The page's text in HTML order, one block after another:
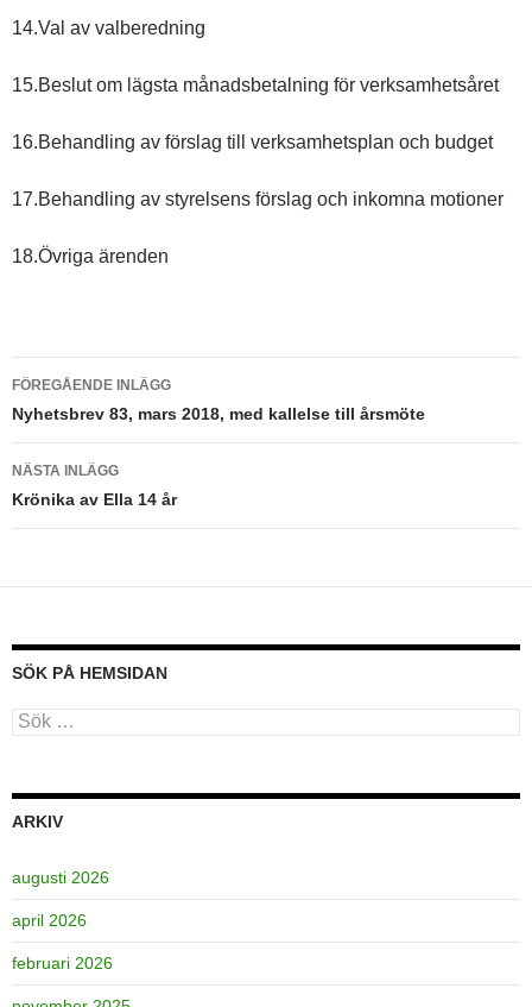
14.Val av valberedning
15.Beslut om lägsta månadsbetalning för verksamhetsåret
16.Behandling av förslag till verksamhetsplan och budget
17.Behandling av styrelsens förslag och inkomna motioner
18.Övriga ärenden
Inläggsnavigering
FÖREGÅENDE INLÄGG
Nyhetsbrev 83, mars 2018, med kallelse till årsmöte
NÄSTA INLÄGG
Krönika av Ella 14 år
SÖK PÅ HEMSIDAN
Sök
efter:
ARKIV
augusti 2026
april 2026
februari 2026